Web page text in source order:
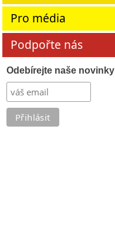
Pro média
Podpořte nás
Odebírejte naše novinky